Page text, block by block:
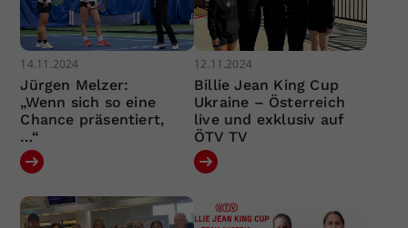
14.11.2024
Jürgen Melzer:
„Wenn sich so eine
Chance präsentiert,
…“
12.11.2024
Billie Jean King Cup
Ukraine – Österreich
live und exklusiv auf
ÖTV TV